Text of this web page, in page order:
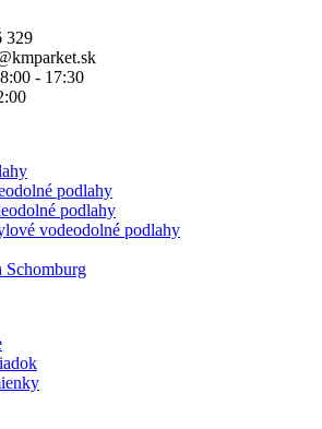
329
- 17:30
podlahy
podlahy
vodeodolné podlahy
Schomburg